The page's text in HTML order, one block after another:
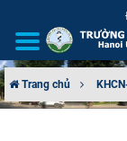
Trang chủ